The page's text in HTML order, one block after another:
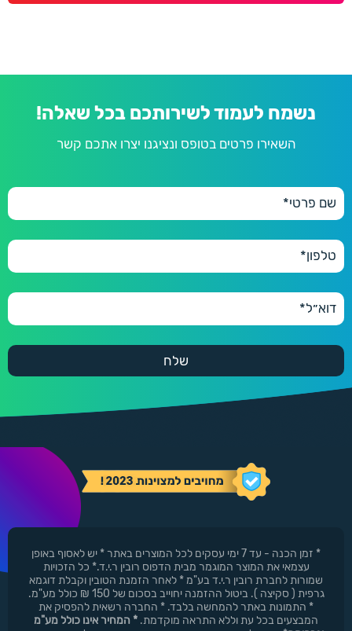
נשמח לעמוד לשירותכם בכל שאלה!
השאירו פרטים בטופס ונציגנו יצרו אתכם קשר
* זמן הכנה - עד 7 ימי עסקים לכל המוצרים באתר * יש לאסוף באופן
עצמאי את המוצר המוגמר מבית הדפוס רובין ר.י.ד.* כל הזכויות
שמורות לחברת רובין ר.י.ד בע"מ * לאחר הזמנת הטובין וקבלת דוגמא
גרפית ( סקיצה ). ביטול ההזמנה יחוייב בסכום של 150 ₪ כולל מע"מ.
* התמונות באתר להמחשה בלבד. * החברה רשאית להפסיק את
המבצעים בכל עת וללא התראה מוקדמת. * המחיר אינו כולל מע"מ